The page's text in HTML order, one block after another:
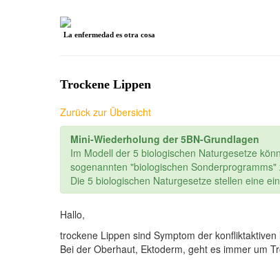
La enfermedad es otra cosa
Trockene Lippen
Zurück zur Übersicht
Mini-Wiederholung der 5BN-Grundlagen
Im Modell der 5 biologischen Naturgesetze
sogenannten "biologischen
Die 5 biologischen Naturgesetze stellen eine
Hallo,
trockene Lippen sind Symptom der
Bei der Oberhaut, Ektoderm, geht es immer um